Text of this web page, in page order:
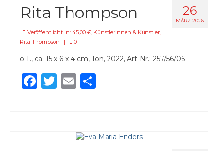
26
MÄRZ 2026
Rita Thompson
Veröffentlicht in: 45,00 €, Künstlerinnen & Künstler,
Rita Thompson
| 0
o.T., ca. 15 x 6 x 4 cm, Ton, 2022, Art-Nr.: 257/56/06
Facebook
Twitter
Email